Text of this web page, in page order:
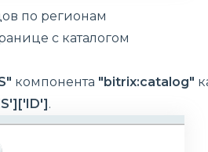
по регионам
с каталогом
компонента "bitrix:catalog"
.